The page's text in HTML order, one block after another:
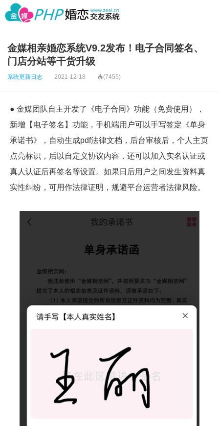
金媒相亲婚恋系统V9.2发布！电子合同签名、
门店分站等干货升级
系统更新日志 2021-12-18 (7455)
● 金媒团队自主开发了《电子合同》功能（免费使用），
新增【电子签名】功能，手机端用户可以手写签定《单身
承诺书》，自动生成pdf法律文档，后台审核后，个人主页
点亮标识，后以自定义协议内容，还可以加入实名认证或
真人认证后再签名等设置。如果日后用户之间发生资料真
实性纠纷，可用作法律证明，规避平台运营者法律风险。